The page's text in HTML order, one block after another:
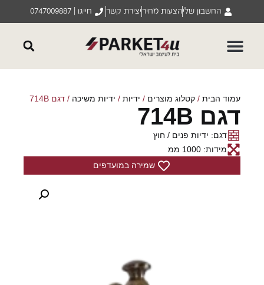
החשבון שליהצעות מחיריצירת קשר חייגו | 0747009887
עמוד הבית/קטלוג מוצרים/ידיות /ידיות משיכה / דגם 714B
דגם 714B
דגם: ידיות פנים / חוץ
מידות: 1000 ממ
שמירה במועדפים